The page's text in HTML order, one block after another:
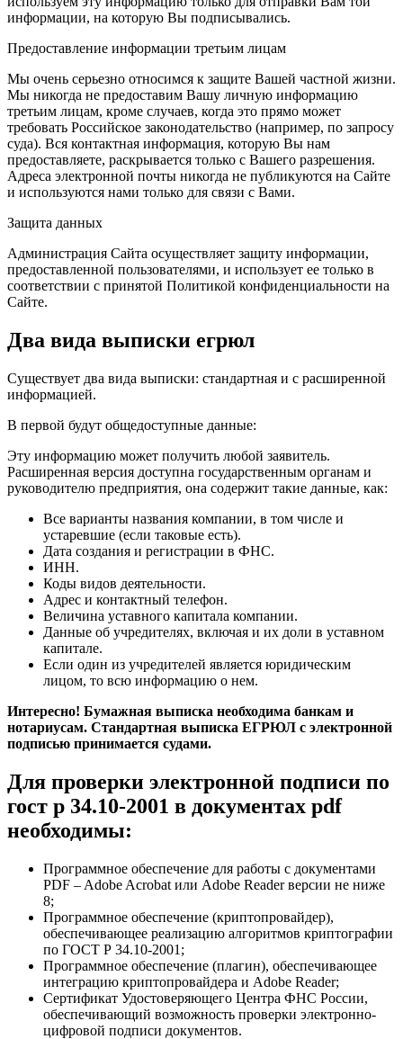
информации, на которую Вы подписывались.
Предоставление информации третьим лицам
Мы очень серьезно относимся к защите Вашей частной жизни.
Мы никогда не предоставим Вашу личную информацию
третьим лицам, кроме случаев, когда это прямо может
требовать Российское законодательство (например, по запросу
суда). Вся контактная информация, которую Вы нам
предоставляете, раскрывается только с Вашего разрешения.
Адреса электронной почты никогда не публикуются на Сайте
и используются нами только для связи с Вами.
Защита данных
Администрация Сайта осуществляет защиту информации,
предоставленной пользователями, и использует ее только в
соответствии с принятой Политикой конфиденциальности на
Сайте.
Два вида выписки егрюл
Существует два вида выписки: стандартная и с расширенной
информацией.
В первой будут общедоступные данные:
Эту информацию может получить любой заявитель.
Расширенная версия доступна государственным органам и
руководителю предприятия, она содержит такие данные, как:
Все варианты названия компании, в том числе и
устаревшие (если таковые есть).
Дата создания и регистрации в ФНС.
ИНН.
Коды видов деятельности.
Адрес и контактный телефон.
Величина уставного капитала компании.
Данные об учредителях, включая и их доли в уставном
капитале.
Если один из учредителей является юридическим
лицом, то всю информацию о нем.
Интересно! Бумажная выписка необходима банкам и
нотариусам. Стандартная выписка ЕГРЮЛ с электронной
подписью принимается судами.
Для проверки электронной подписи по
гост р 34.10-2001 в документах pdf
необходимы:
Программное обеспечение для работы с документами
PDF – Adobe Acrobat или Adobe Reader версии не ниже
8;
Программное обеспечение (криптопровайдер),
обеспечивающее реализацию алгоритмов криптографии
по ГОСТ Р 34.10-2001;
Программное обеспечение (плагин), обеспечивающее
интеграцию криптопровайдера и Adobe Reader;
Сертификат Удостоверяющего Центра ФНС России,
обеспечивающий возможность проверки электронно-
цифровой подписи документов.